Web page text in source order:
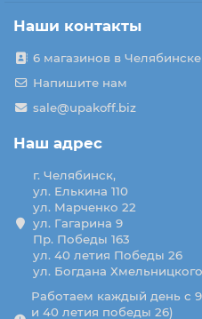
Наши контакты
6 магазинов в Челябинске
Напишите нам
sale@upakoff.biz
Наш адрес
г. Челябинск,
ул. Елькина 110
ул. Марченко 22
ул. Гагарина 9
Пр. Победы 163
ул. 40 летия Победы 26
ул. Богдана
Работаем каждый день с
и 40 летия победы 26)